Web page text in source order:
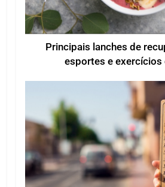
Principais lanches de
esportes e exercícios